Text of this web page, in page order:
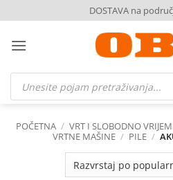
to
content
DOSTAVA na
Products
search
POČETNA / VRT I SLOBODNO
VRTNE MAŠINE / PILE /